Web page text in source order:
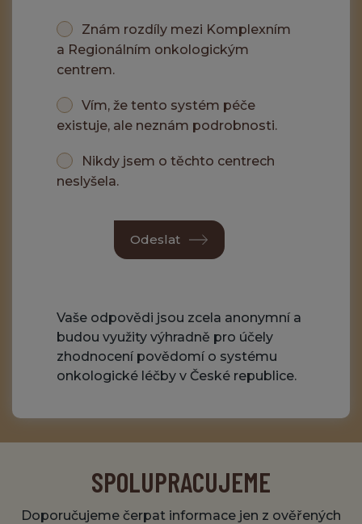
Znám rozdíly mezi Komplexním
a Regionálním onkologickým
centrem.
Vím, že tento systém péče
existuje, ale neznám podrobnosti.
Nikdy jsem o těchto centrech
neslyšela.
Odeslat
Vaše odpovědi jsou zcela anonymní a
budou využity výhradně pro účely
zhodnocení povědomí o systému
onkologické léčby v České republice.
SPOLUPRACUJEME
Doporučujeme čerpat informace jen z ověřených